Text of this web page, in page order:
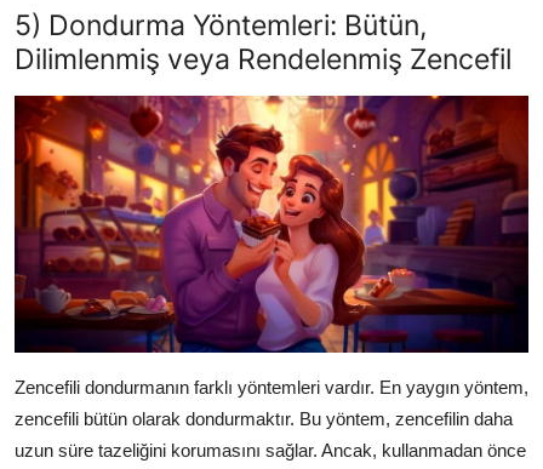
5) Dondurma Yöntemleri: Bütün,
Dilimlenmiş veya Rendelenmiş Zencefil
Zencefili dondurmanın farklı yöntemleri vardır. En yaygın yöntem,
zencefili bütün olarak dondurmaktır. Bu yöntem, zencefilin daha
uzun süre tazeliğini korumasını sağlar. Ancak, kullanmadan önce